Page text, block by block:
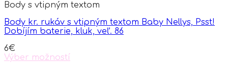
Body s vtipným textom
Body kr. rukáv s vtipným textom Baby Nellys, Psst!
Dobíjím baterie, kluk, veľ. 86
6€
Výber možností